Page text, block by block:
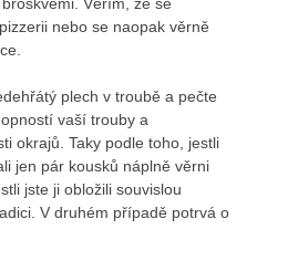
nebo se naopak věrně
plech v troubě a pečte
vaší trouby a
okrajů. Taky podle toho, jestli
jen pár kousků náplně věrni
jste ji obložili souvislou
V druhém případě potrvá o